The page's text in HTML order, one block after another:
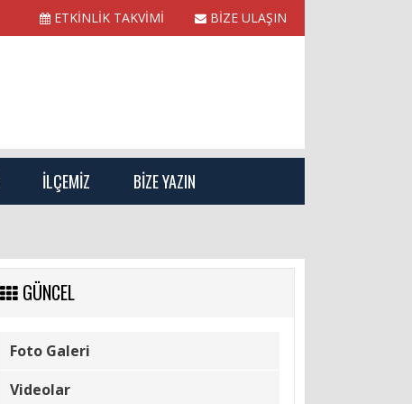
ETKİNLİK TAKVİMİ BİZE ULAŞIN
İLÇEMİZ BİZE YAZIN
GÜNCEL
Foto Galeri
Videolar